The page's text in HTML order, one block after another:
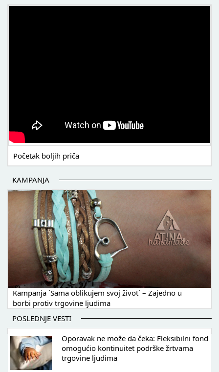
Početak boljih priča
KAMPANJA
Kampanja `Sama oblikujem svoj život` – Zajedno u
borbi protiv trgovine ljudima
POSLEDNJE VESTI
Oporavak ne može da čeka: Fleksibilni fond
omogućio kontinuitet podrške žrtvama
trgovine ljudima